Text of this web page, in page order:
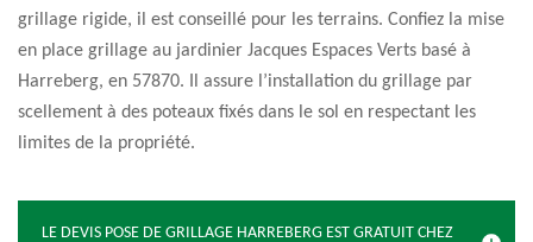
grillage rigide, il est conseillé pour les terrains. Confiez la mise
en place grillage au jardinier Jacques Espaces Verts basé à
Harreberg, en 57870. Il assure l’installation du grillage par
scellement à des poteaux fixés dans le sol en respectant les
limites de la propriété.
LE DEVIS POSE DE GRILLAGE HARREBERG EST GRATUIT CHEZ